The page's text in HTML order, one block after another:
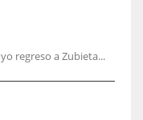
regreso a Zubieta...